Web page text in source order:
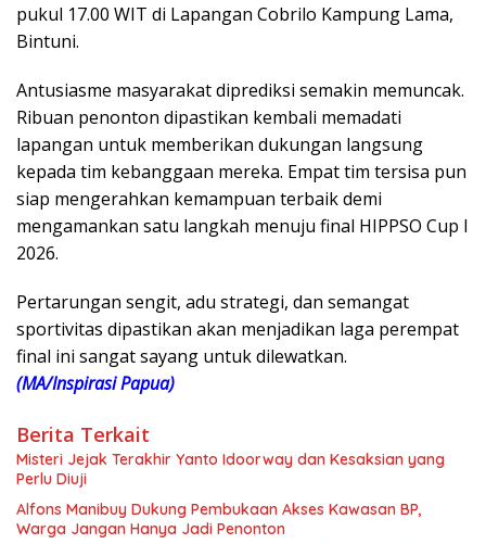
pukul 17.00 WIT di Lapangan Cobrilo Kampung Lama,
Bintuni.
Antusiasme masyarakat diprediksi semakin memuncak.
Ribuan penonton dipastikan kembali memadati
lapangan untuk memberikan dukungan langsung
kepada tim kebanggaan mereka. Empat tim tersisa pun
siap mengerahkan kemampuan terbaik demi
mengamankan satu langkah menuju final HIPPSO Cup I
2026.
Pertarungan sengit, adu strategi, dan semangat
sportivitas dipastikan akan menjadikan laga perempat
final ini sangat sayang untuk dilewatkan.
(MA/Inspirasi Papua)
Berita Terkait
Misteri Jejak Terakhir Yanto Idoorway dan Kesaksian yang
Perlu Diuji
Alfons Manibuy Dukung Pembukaan Akses Kawasan BP,
Warga Jangan Hanya Jadi Penonton